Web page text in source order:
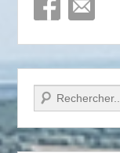
Recherche